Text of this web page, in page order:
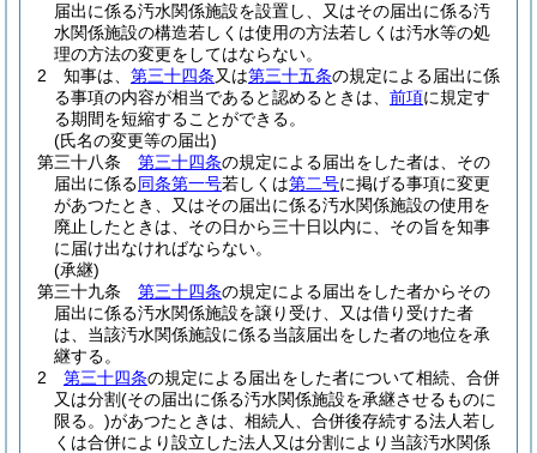
届出に係る汚水関係施設を設置し、又はその届出に係る汚
水関係施設の構造若しくは使用の方法若しくは汚水等の処
理の方法の変更をしてはならない。
2
知事は、 第三十四条又は第三十五条の規定による届出に係
る事項の内容が相当であると認めるときは、 前項に規定す
る期間を短縮することができる。
(氏名の変更等の届出)
第三十八条
第三十四条の規定による届出をした者は、その
届出に係る同条第一号若しくは第二号に掲げる事項に変更
があつたとき、又はその届出に係る汚水関係施設の使用を
廃止したときは、その日から三十日以内に、その旨を知事
に届け出なければならない。
(承継)
第三十九条
第三十四条の規定による届出をした者からその
届出に係る汚水関係施設を譲り受け、又は借り受けた者
は、当該汚水関係施設に係る当該届出をした者の地位を承
継する。
2
第三十四条の規定による届出をした者について相続、合併
又は分割(その届出に係る汚水関係施設を承継させるものに
限る。)があつたときは、相続人、合併後存続する法人若し
くは合併により設立した法人又は分割により当該汚水関係